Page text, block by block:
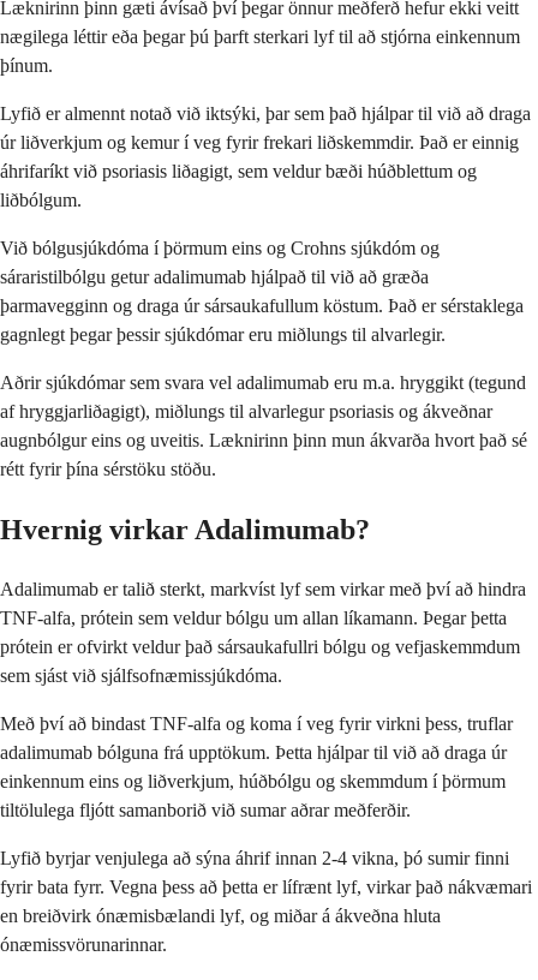
Læknirinn þinn gæti ávísað því þegar önnur meðferð hefur ekki veitt
nægilega léttir eða þegar þú þarft sterkari lyf til að stjórna einkennum
þínum.
Lyfið er almennt notað við iktsýki, þar sem það hjálpar til við að draga
úr liðverkjum og kemur í veg fyrir frekari liðskemmdir. Það er einnig
áhrifaríkt við psoriasis liðagigt, sem veldur bæði húðblettum og
liðbólgum.
Við bólgusjúkdóma í þörmum eins og Crohns sjúkdóm og
sáraristilbólgu getur adalimumab hjálpað til við að græða
þarmavegginn og draga úr sársaukafullum köstum. Það er sérstaklega
gagnlegt þegar þessir sjúkdómar eru miðlungs til alvarlegir.
Aðrir sjúkdómar sem svara vel adalimumab eru m.a. hryggikt (tegund
af hryggjarliðagigt), miðlungs til alvarlegur psoriasis og ákveðnar
augnbólgur eins og uveitis. Læknirinn þinn mun ákvarða hvort það sé
rétt fyrir þína sérstöku stöðu.
Hvernig virkar Adalimumab?
Adalimumab er talið sterkt, markvíst lyf sem virkar með því að hindra
TNF-alfa, prótein sem veldur bólgu um allan líkamann. Þegar þetta
prótein er ofvirkt veldur það sársaukafullri bólgu og vefjaskemmdum
sem sjást við sjálfsofnæmissjúkdóma.
Með því að bindast TNF-alfa og koma í veg fyrir virkni þess, truflar
adalimumab bólguna frá upptökum. Þetta hjálpar til við að draga úr
einkennum eins og liðverkjum, húðbólgu og skemmdum í þörmum
tiltölulega fljótt samanborið við sumar aðrar meðferðir.
Lyfið byrjar venjulega að sýna áhrif innan 2-4 vikna, þó sumir finni
fyrir bata fyrr. Vegna þess að þetta er lífrænt lyf, virkar það nákvæmari
en breiðvirk ónæmisbælandi lyf, og miðar á ákveðna hluta
ónæmissvörunarinnar.